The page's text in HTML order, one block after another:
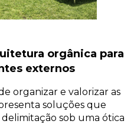
orgânica para
externos
organizar e valorizar as
soluções que
sob uma ótica